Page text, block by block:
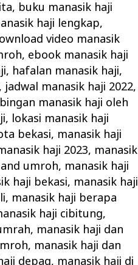
, buku manasik haji
haji lengkap,
video manasik
, ebook manasik haji
, hafalan manasik haji,
jadwal manasik haji 2022,
manasik haji oleh
, lokasi manasik haji
bekasi, manasik haji
haji 2023, manasik
umroh, manasik haji
haji bekasi, manasik haji
, manasik haji berapa
haji cibitung,
, manasik haji dan
, manasik haji dan